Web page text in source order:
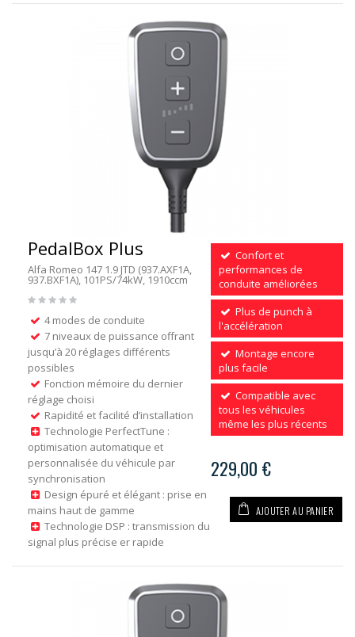
PedalBox Plus
Alfa Romeo 147 1.9 JTD (937.AXF1A,
937.BXF1A), 101PS/74kW, 1910ccm
4 modes de conduite
7 niveaux de puissance offrant
jusqu’à 20 réglages différents
possibles
Fonction mémoire du dernier
réglage choisi
Rapidité et facilité d’installation
Technologie PerfectTune :
optimisation automatique et
personnalisée du véhicule par
synchronisation
Design épuré et élégant : prise en
mains haut de gamme
Technologie DSP : transmission du
signal plus précise er rapide
Confort et
performances de
conduite améliorées
Plus de punch à
l'accélération
Montage encore
plus facile
Compatible avec
tous les véhicules
même les plus récents
229,00 €
AJOUTER AU PANIER